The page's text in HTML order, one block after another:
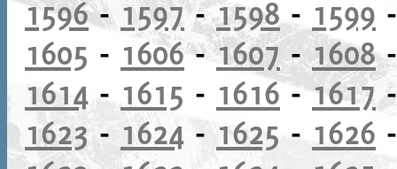
1596- 1597-1598- 1599
1605 - 1606-1607-1608
1614 - 1615 - 1616-1617
1623 - 1624 - 1625 - 1626